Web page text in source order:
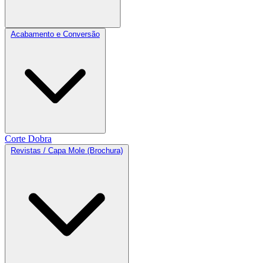
Acabamento e Conversão
Corte Dobra
Revistas / Capa Mole (Brochura)